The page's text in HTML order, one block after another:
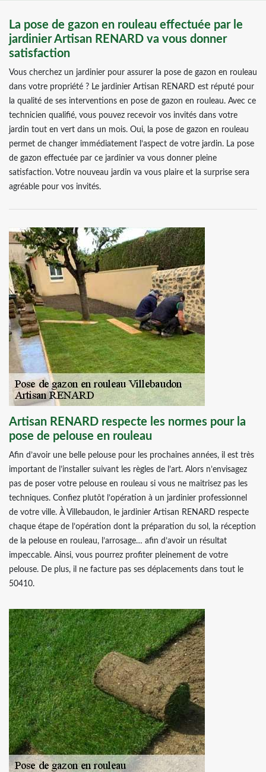
La pose de gazon en rouleau effectuée par le
jardinier Artisan RENARD va vous donner
satisfaction
Vous cherchez un jardinier pour assurer la pose de gazon en rouleau
dans votre propriété ? Le jardinier Artisan RENARD est réputé pour
la qualité de ses interventions en pose de gazon en rouleau. Avec ce
technicien qualifié, vous pouvez recevoir vos invités dans votre
jardin tout en vert dans un mois. Oui, la pose de gazon en rouleau
permet de changer immédiatement l’aspect de votre jardin. La pose
de gazon effectuée par ce jardinier va vous donner pleine
satisfaction. Votre nouveau jardin va vous plaire et la surprise sera
agréable pour vos invités.
Artisan RENARD respecte les normes pour la
pose de pelouse en rouleau
Afin d’avoir une belle pelouse pour les prochaines années, il est très
important de l’installer suivant les règles de l’art. Alors n’envisagez
pas de poser votre pelouse en rouleau si vous ne maitrisez pas les
techniques. Confiez plutôt l’opération à un jardinier professionnel
de votre ville. À Villebaudon, le jardinier Artisan RENARD respecte
chaque étape de l’opération dont la préparation du sol, la réception
de la pelouse en rouleau, l’arrosage… afin d’avoir un résultat
impeccable. Ainsi, vous pourrez profiter pleinement de votre
pelouse. De plus, il ne facture pas ses déplacements dans tout le
50410.